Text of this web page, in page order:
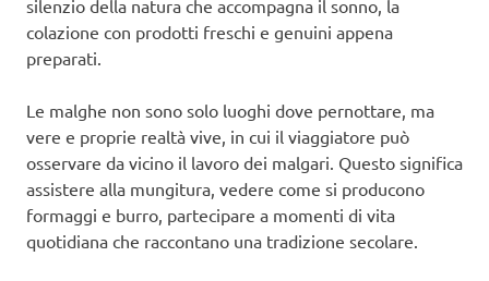
silenzio della natura che accompagna il sonno, la
colazione con prodotti freschi e genuini appena
preparati.
Le malghe non sono solo luoghi dove pernottare, ma
vere e proprie realtà vive, in cui il viaggiatore può
osservare da vicino il lavoro dei malgari. Questo significa
assistere alla mungitura, vedere come si producono
formaggi e burro, partecipare a momenti di vita
quotidiana che raccontano una tradizione secolare.